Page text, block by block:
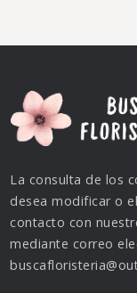
La consulta de los
desea modificar o
contacto con
mediante correo